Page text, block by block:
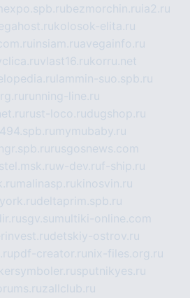
bezmorchin.ru ia2.ru
kolosok-elita.ru
insiam.ruavegainfo.ru
vlast16.rukorru.net
lammin-suo.spb.ru
running-line.ru
rust-loco.rudugshop.ru
mymubaby.ru
ngr.spb.ru rusgosnews.com
w-dev.ruf-ship.ru
malinasp.rukinosvin.ru
deltaprim.spb.ru
sgv.su multiki-online.com
detskiy-ostrov.ru
pdf-creator.ru nix-files.org.ru
sputnikyes.ru
zallclub.ru